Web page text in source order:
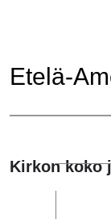
Etelä-
Kirkon koko